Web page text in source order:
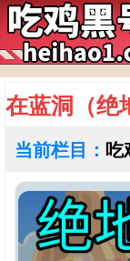
在蓝洞（绝
当前栏目： 吃